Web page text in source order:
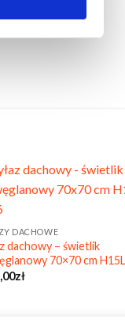
DACHOWE
dachowy – świetlik
70×70 cm
zł